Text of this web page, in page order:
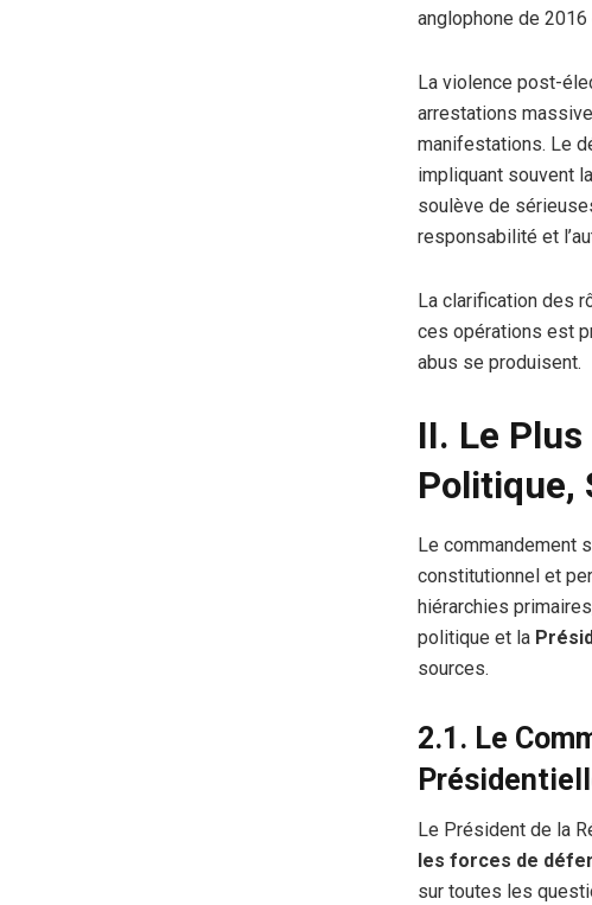
anglophone de
La violence post-
arrestations
manifestations. Le
impliquant souvent
soulève de
responsabilité et
La clarification des
ces opérations est
abus se produisent.
II. Le
Politique,
Le commandement
constitutionnel et
hiérarchies
politique et la
sources.
2.1. Le
Le Président de la
les forces de
sur toutes les